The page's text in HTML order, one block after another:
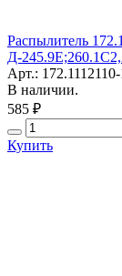
Распылитель
Д-
Арт.:
В наличии.
585 ₽
Купить